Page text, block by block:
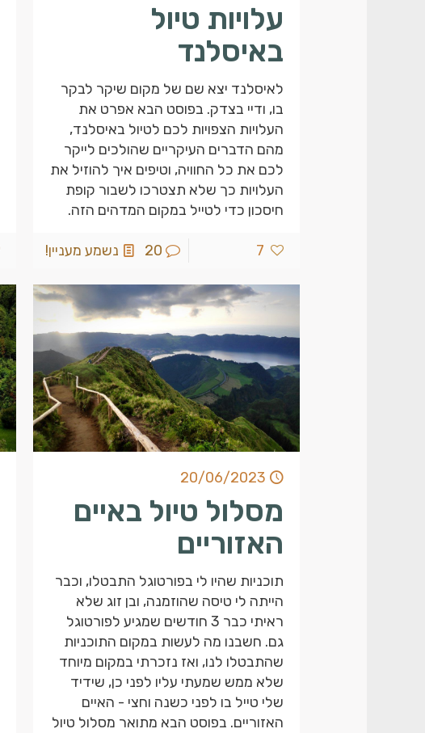
עלויות טיול
באיסלנד
לאיסלנד יצא שם של מקום שיקר לבקר
בו, ודיי בצדק. בפוסט הבא אפרט את
העלויות הצפויות לכם לטיול באיסלנד,
מהם הדברים העיקריים שהולכים לייקר
לכם את כל החוויה, וטיפים איך להוזיל את
העלויות כך שלא תצטרכו לשבור קופת
חיסכון כדי לטייל במקום המדהים הזה.
7
20 נשמע מעניין!
20/06/2023
מסלול טיול באיים
האזוריים
תוכניות שהיו לי בפורטוגל התבטלו, וכבר
הייתה לי טיסה שהוזמנה, ובן זוג שלא
ראיתי כבר 3 חודשים שמגיע לפורטוגל
גם. חשבנו מה לעשות במקום התוכניות
שהתבטלו לנו, ואז נזכרתי במקום מיוחד
שלא ממש שמעתי עליו לפני כן, שידיד
שלי טייל בו לפני כשנה וחצי - האיים
האזוריים. בפוסט הבא מתואר מסלול טיול